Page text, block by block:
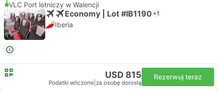
VLC Port lotniczy w Walencji
Economy | Lot #IB1190 +1
Iberia
USD 815
Podatki wliczone za osobę dorosłą
Rezerwuj teraz